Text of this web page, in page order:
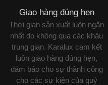
Giao hàng đúng hẹn
Thời gian sản xuất luôn ngắn
nhất do không qua các khâu
trung gian. Karalux cam kết
luôn giao hàng đúng hẹn,
đảm bảo cho sự thành công
cho các sự kiện của quý